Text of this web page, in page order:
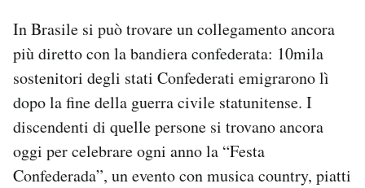
In Brasile si può trovare un collegamento ancora
più diretto con la bandiera confederata: 10mila
sostenitori degli stati Confederati emigrarono lì
dopo la fine della guerra civile statunitense. I
discendenti di quelle persone si trovano ancora
oggi per celebrare ogni anno la “Festa
Confederada”, un evento con musica country, piatti